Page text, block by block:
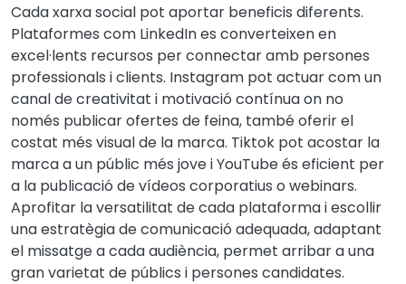
Cada xarxa social pot aportar beneficis diferents.
Plataformes com LinkedIn es converteixen en
excel·lents recursos per connectar amb persones
professionals i clients. Instagram pot actuar com un
canal de creativitat i motivació contínua on no
només publicar ofertes de feina, també oferir el
costat més visual de la marca. Tiktok pot acostar la
marca a un públic més jove i YouTube és eficient per
a la publicació de vídeos corporatius o webinars.
Aprofitar la versatilitat de cada plataforma i escollir
una estratègia de comunicació adequada, adaptant
el missatge a cada audiència, permet arribar a una
gran varietat de públics i persones candidates.